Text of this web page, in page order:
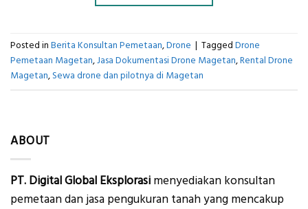
Posted in Berita Konsultan Pemetaan,Drone | Tagged Drone
Pemetaan Magetan,Jasa Dokumentasi Drone Magetan,Rental Drone
Magetan,Sewa drone dan pilotnya di Magetan
ABOUT
PT. Digital Global Eksplorasi menyediakan konsultan
pemetaan dan jasa pengukuran tanah yang mencakup